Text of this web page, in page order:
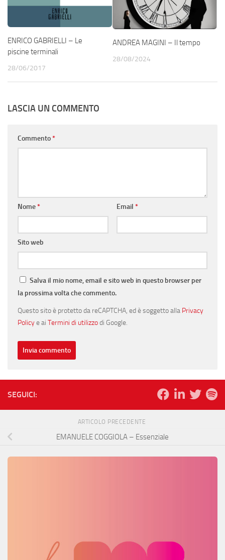
ENRICO GABRIELLI – Le
piscine terminali
28/06/2017
ANDREA MAGINI – Il tempo
28/08/2024
LASCIA UN COMMENTO
Commento*
Nome* Email *
Sito web
Salva il mio nome, email e sito web in questo browser per
la prossima volta che commento.
Questo sito è protetto da reCAPTCHA, ed è soggetto alla Privacy
Policye ai Termini di utilizzodi Google.
SEGUICI:
ARTICOLO PRECEDENTE
EMANUELE COGGIOLA – Essenziale